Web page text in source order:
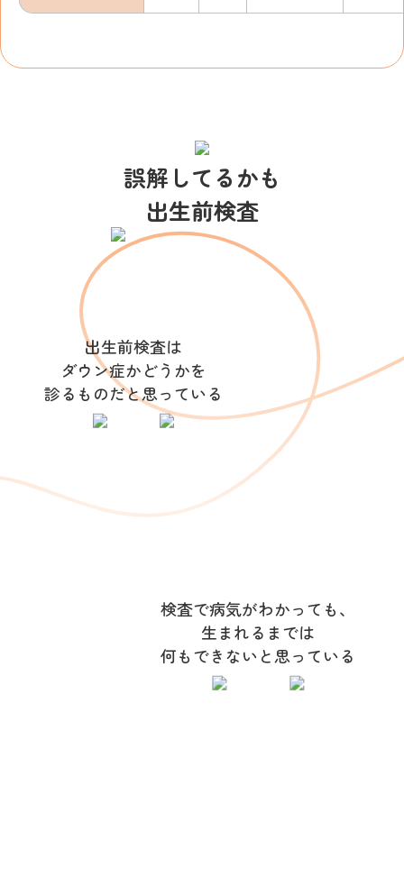
誤解してるかも
出生前検査
出生前検査は
ダウン症かどうかを
診るものだと思っている
検査で病気がわかっても、
生まれるまでは
何もできないと思っている